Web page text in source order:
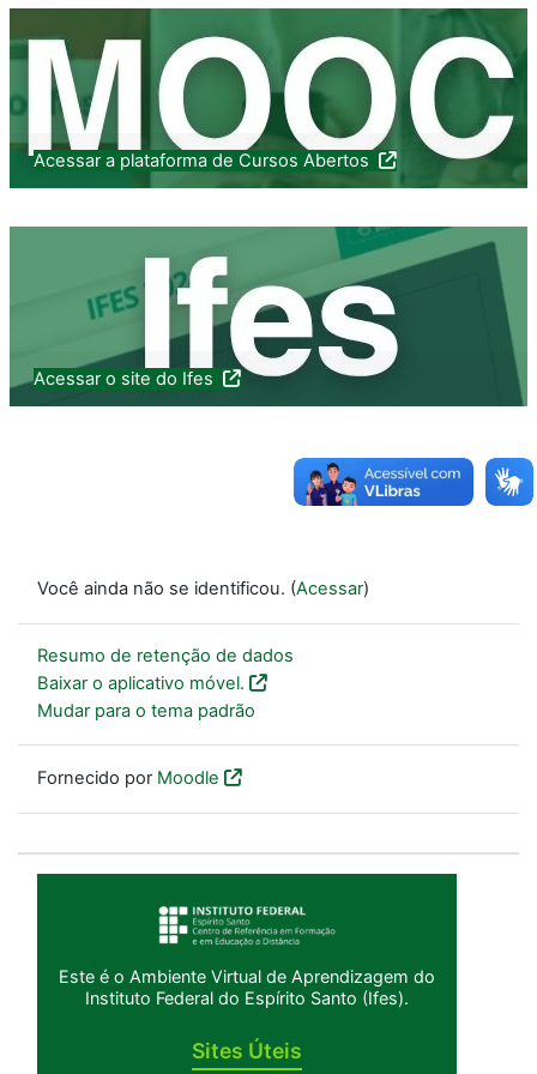
Acessar a plataforma de Cursos Abertos
Acessar o site do Ifes
Você ainda não se identificou. (Acessar)
Resumo de retenção de dados
Baixar o aplicativo móvel.
Mudar para o tema padrão
Fornecido por Moodle
Este é o Ambiente Virtual de Aprendizagem do
Instituto Federal do Espírito Santo (Ifes).
Sites Úteis